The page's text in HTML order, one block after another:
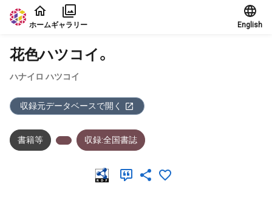
本文に飛ぶ
ホームギャラリー English
花色ハツコイ。
ハナイロ ハツコイ
収録元データベースで開く
書籍等 収録:全国書誌